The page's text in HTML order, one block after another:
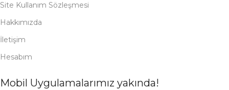
Site Kullanım Sözleşmesi
Hakkımızda
İletişim
Hesabım
Mobil Uygulamalarımız yakında!